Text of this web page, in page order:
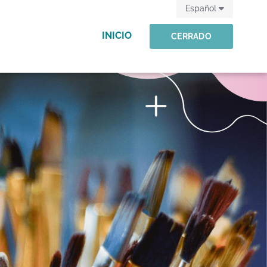
INICIO CERRADO
Español